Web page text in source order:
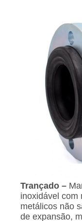
Trançado –
inoxidável com
metálicos não
de expansão,